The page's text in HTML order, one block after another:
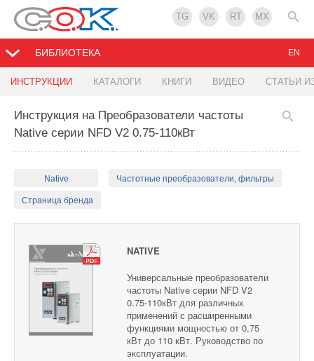
TG VK RT MX
БИБЛИОТЕКА
ИНСТРУКЦИИ КАТАЛОГИ КНИГИ ВИДЕО СТАТЬИ
EN
Инструкция на Преобразователи частоты
Native серии NFD V2 0.75-110кВт
Native Частотные преобразователи, фильтры
Страница бренда
NATIVE
Универсальные преобразователи
частоты Native серии NFD V2
0.75-110кВт для различных
применений с расширенными
функциями мощностью от 0,75
кВт до 110 кВт. Руководство по
эксплуатации.